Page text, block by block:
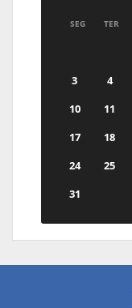
SEG TER
3
4
10
11
17
18
24
25
31